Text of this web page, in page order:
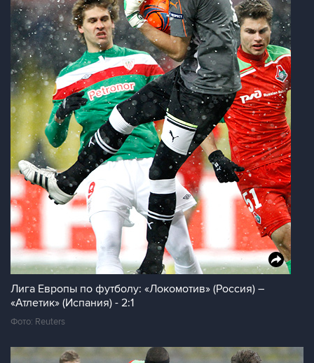
Лига Европы по футболу: «Локомотив» (Россия) –
«Атлетик» (Испания) - 2:1
Фото: Reuters